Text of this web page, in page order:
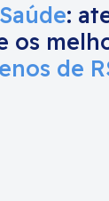
:
os
de